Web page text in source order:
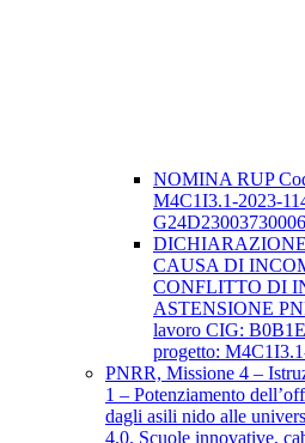
NOMINA RUP
M4C1I3.1-2023-
CAUSA DI
CONFLITTO DI
ASTENSIONE
lavoro CIG:
progetto:
PNRR, Missione 4 –
1 – Potenziamento
dagli asili nido alle
4.0. Scuole innovative,